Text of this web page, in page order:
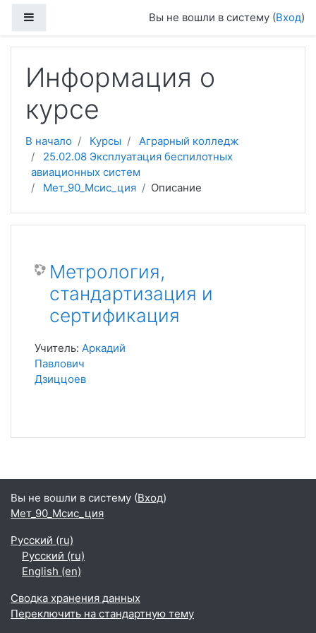
Вы не вошли в систему (Вход)
Информация о
курсе
В начало Курсы
Аграрный колледж
25.02.08 Эксплуатация беспилотных
авиационных систем
Мет_90_Мсис_ция
Описание
Метрология,
стандартизация и
сертификация
Учитель: Аркадий
Павлович
Дзиццоев
Вы не вошли в систему (Вход)
Мет_90_Мсис_ция
Русский ‎(ru)‎
Русский ‎(ru)‎
English ‎(en)‎
Сводка хранения данных
Переключить на стандартную тему